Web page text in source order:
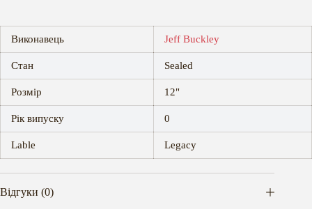
Виконавець Jeff Buckley
Стан Sealed
Розмір 12"
Рік випуску 0
Lable Legacy
Відгуки (0)